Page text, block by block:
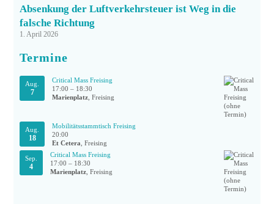
Absenkung der Luftverkehrsteuer ist Weg in die
falsche Richtung
1. April 2026
Termine
Aug.
7
Critical Mass Freising
17:00 – 18:30
Marienplatz , Freising
Aug.
18
Mobilitätsstammtisch Freising
20:00
Et Cetera , Freising
Sep.
4
Critical Mass Freising
17:00 – 18:30
Marienplatz , Freising